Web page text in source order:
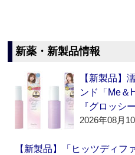
新薬・新製品情報
【新製品】
ンド「Me＆
『グロッシ
2026年08月
【新製品】「ヒッツディフ